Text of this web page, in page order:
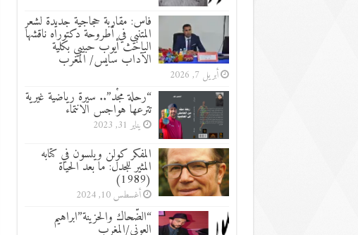
فاس: مقاربة حجاجية جديدة لشعر
المتنبي في أطروحة دكتوراه ناقشها
الباحث أيوب حبيبي بكلية
الآداب سايس/ المغرب
أبريل 7, 2026
“رحلة مجْد”.. سيرة رياضية غيرية
تترعها هواجس الانتماء
يناير 31, 2023
المفكر كولن ويلسون في كتابه
المثير للجدل: ما بعد الحياة
(1989)
أغسطس 10, 2024
“الضّحاك والحزينة”ابراهيم
العوني/المغرب